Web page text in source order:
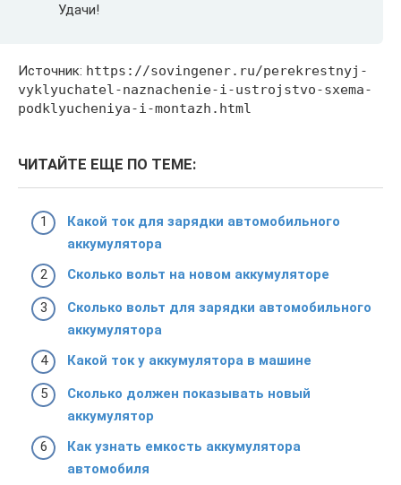
Удачи!
Источник: https://sovingener.ru/perekrestnyj-
vyklyuchatel-naznachenie-i-ustrojstvo-sxema-
podklyucheniya-i-montazh.html
ЧИТАЙТЕ ЕЩЕ ПО ТЕМЕ:
Какой ток для зарядки автомобильного
аккумулятора
Сколько вольт на новом аккумуляторе
Сколько вольт для зарядки автомобильного
аккумулятора
Какой ток у аккумулятора в машине
Сколько должен показывать новый
аккумулятор
Как узнать емкость аккумулятора
автомобиля